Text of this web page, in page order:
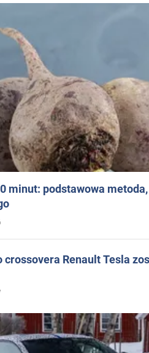
minut: podstawowa
Renault Tesla